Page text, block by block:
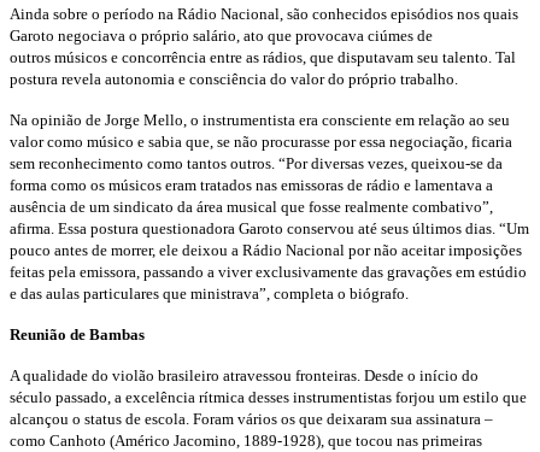
Ainda sobre o período na Rádio Nacional, são conhecidos episódios nos quais
Garoto negociava o próprio salário, ato que provocava ciúmes de
outros músicos e concorrência entre as rádios, que disputavam seu talento. Tal
postura revela autonomia e consciência do valor do próprio trabalho.
Na opinião de Jorge Mello, o instrumentista era consciente em relação ao seu
valor como músico e sabia que, se não procurasse por essa negociação, ficaria
sem reconhecimento como tantos outros. “Por diversas vezes, queixou-se da
forma como os músicos eram tratados nas emissoras de rádio e lamentava a
ausência de um sindicato da área musical que fosse realmente combativo”,
afirma. Essa postura questionadora Garoto conservou até seus últimos dias. “Um
pouco antes de morrer, ele deixou a Rádio Nacional por não aceitar imposições
feitas pela emissora, passando a viver exclusivamente das gravações em estúdio
e das aulas particulares que ministrava”, completa o biógrafo.
Reunião de Bambas
A qualidade do violão brasileiro atravessou fronteiras. Desde o início do
século passado, a excelência rítmica desses instrumentistas forjou um estilo que
alcançou o status de escola. Foram vários os que deixaram sua assinatura –
como Canhoto (Américo Jacomino, 1889-1928), que tocou nas primeiras